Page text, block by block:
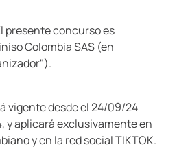
presente concurso es
Colombia SAS (en
vigente desde el 24/09/24
y aplicará exclusivamente en
y en la red social TIKTOK.